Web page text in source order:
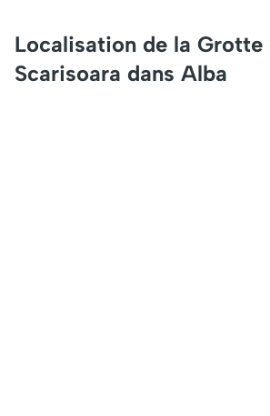
Localisation de la Grotte
Scarisoara dans Alba